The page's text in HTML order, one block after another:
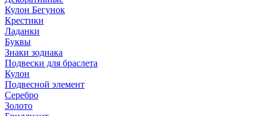
Кулон Бегунок
Крестики
Ладанки
Буквы
Знаки зодиака
Подвески для браслета
Кулон
Подвесной элемент
Серебро
Золото